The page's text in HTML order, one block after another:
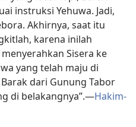
instruksi Yehuwa. Jadi,
Akhirnya, saat itu
karena inilah
Sisera ke
yang telah maju di
dari Gunung Tabor
di belakangnya”.​—Hakim-